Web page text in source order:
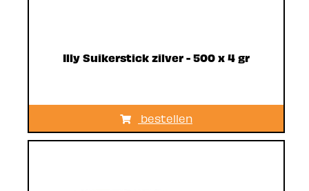
Illy Suikerstick zilver - 500 x 4 gr
bestellen